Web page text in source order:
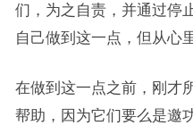
们，为之自责，并通过停
自己做到这一点，但从心
在做到这一点之前，刚才
帮助，因为它们要么是邀